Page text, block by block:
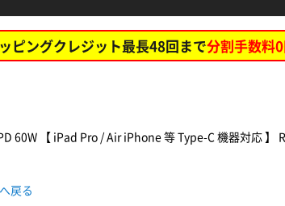
ピングクレジット最長48回まで分割手数料
60W 【 iPad Pro / Air iPhone 等 Type-C 機器対応
戻る